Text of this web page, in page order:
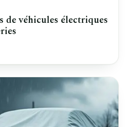
de véhicules électriques